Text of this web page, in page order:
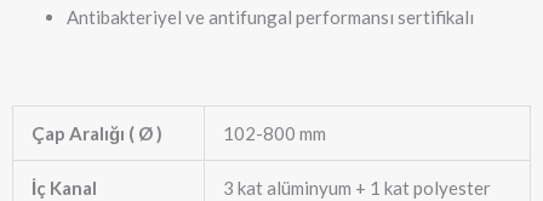
Antibakteriyel ve antifungal performansı sertifikalı
Çap Aralığı ( Ø ) 102-800 mm
İç Kanal
3 kat alüminyum + 1 kat polyester